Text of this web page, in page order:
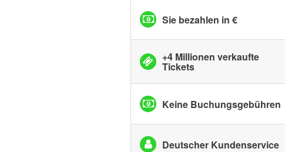
Sie bezahlen in €
+4 Millionen verkaufte
Tickets
Keine Buchungsgebühren
Deutscher Kundenservice